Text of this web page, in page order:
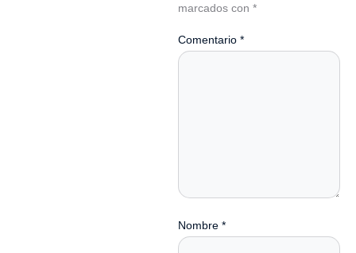
marcados con *
Comentario *
Nombre *